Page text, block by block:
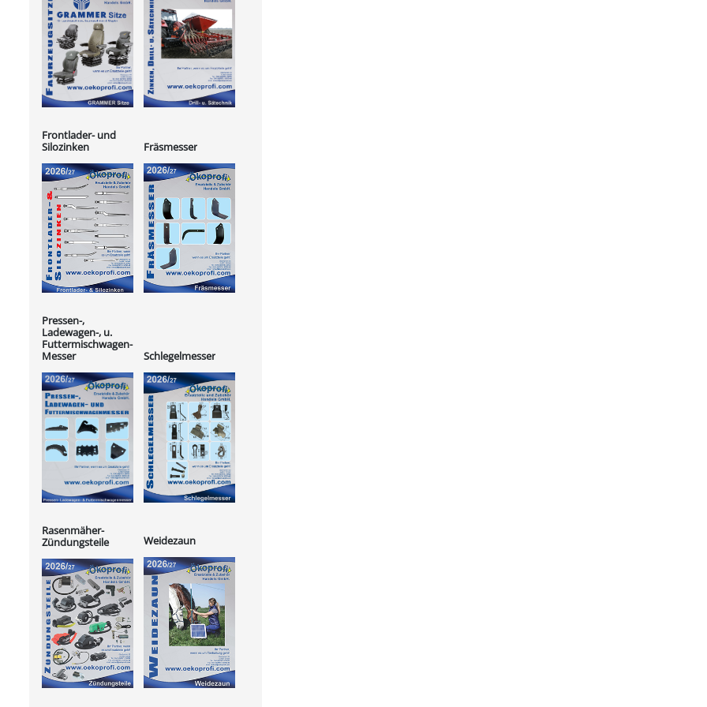
Frontlader- und
Silozinken
Fräsmesser
Pressen-,
Ladewagen-, u.
Futtermischwagen-
Messer
Schlegelmesser
Rasenmäher-
Zündungsteile
Weidezaun